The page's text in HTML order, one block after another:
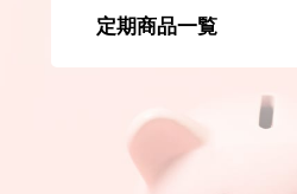
利用規約
定期商品一覧